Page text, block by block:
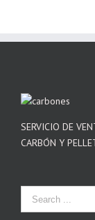
SERVICIO DE
CARBÓN Y